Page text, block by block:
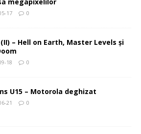
17 0
– Hell on Earth, Master Levels şi
18 0
U15 – Motorola deghizat
21 0